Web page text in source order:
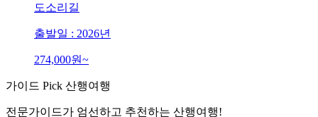
도소리길
출발일 : 2026년
274,000원~
가이드 Pick 산행여행
전문가이드가 엄선하고 추천하는 산행여행!